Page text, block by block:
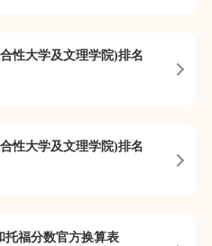
性大学及文理学院)排名
性大学及文理学院)排名
托福分数官方换算表